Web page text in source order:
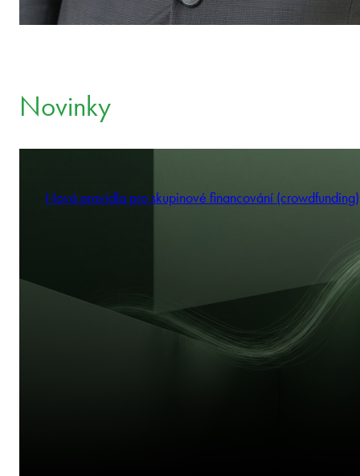
Novinky
Nová pravidla pro skupinové financování (crowdfunding)